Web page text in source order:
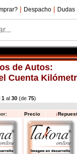
| Despacho | Dudas
de Autos:
Cuenta
1 al 30 (de 75)
Precio ↓